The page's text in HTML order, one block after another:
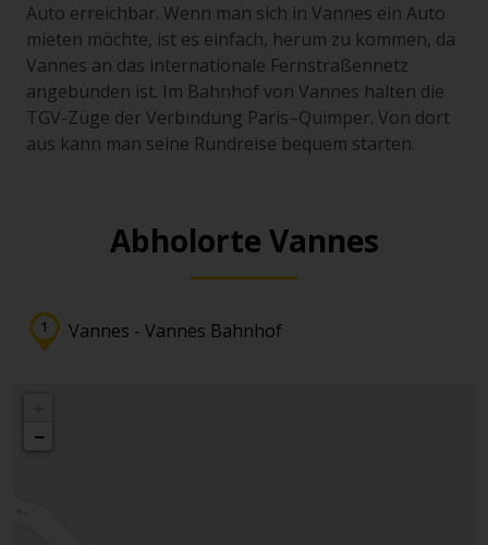
Auto erreichbar. Wenn man sich in Vannes ein Auto
mieten möchte, ist es einfach, herum zu kommen, da
Vannes an das internationale Fernstraßennetz
angebunden ist. Im Bahnhof von Vannes halten die
TGV-Züge der Verbindung Paris–Quimper. Von dort
aus kann man seine Rundreise bequem starten.
Abholorte Vannes
Vannes - Vannes Bahnhof
−